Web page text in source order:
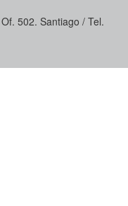
502. Santiago / Tel.